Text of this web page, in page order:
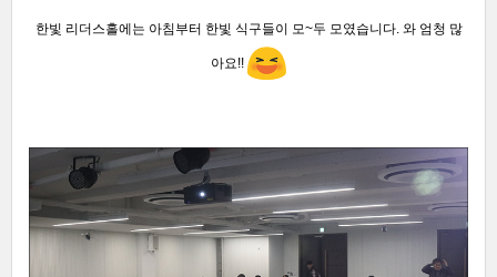
한빛 리더스홀에는 아침부터 한빛 식구들이 모~두 모였습니다. 와 엄청 많
아요!!